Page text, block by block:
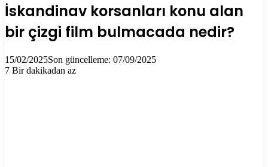
İskandinav korsanları konu alan
bir çizgi film bulmacada nedir?
15/02/2025Son güncelleme: 07/09/2025
7 Bir dakikadan az